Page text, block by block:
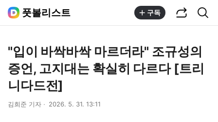
풋볼리스트 구독
"입이 바싹바싹 마르더라" 조규성의
증언, 고지대는 확실히 다르다 [트리
니다드전]
김희준 기자 2026. 5. 31. 13:11